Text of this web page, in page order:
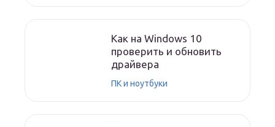
Как на Windows 10
проверить и обновить
драйвера
ПК и ноутбуки